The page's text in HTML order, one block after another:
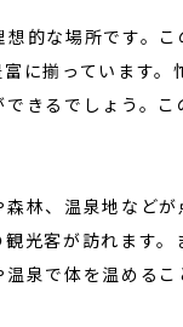
的な場所です。
に揃っています
きるでしょう。
林、温泉地など
光客が訪れます
泉で体を温めるこ